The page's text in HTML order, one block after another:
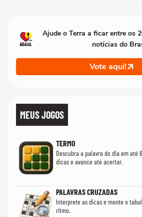
Ajude o Terra a ficar entre os
notícias do
Vote aqui!
MEUS JOGOS
TERMO
Descubra a palavra do dia em até
dicas e avance até acertar.
PALAVRAS CRUZADAS
Interprete as dicas e monte o
ritmo.